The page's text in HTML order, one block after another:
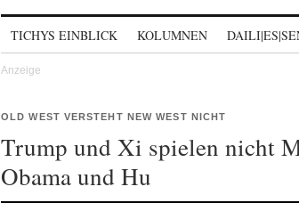
TICHYS EINBLICK KOLUMNEN
OLD WEST VERSTEHT NEW WEST NICHT
Trump und Xi spielen nicht
Obama und Hu